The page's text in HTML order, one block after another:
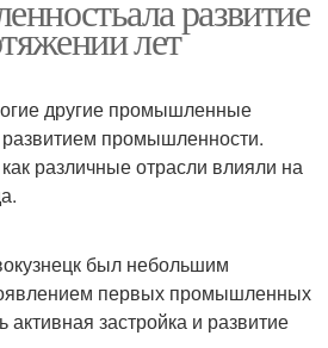
развитие
лет
другие промышленные
промышленности.
различные отрасли влияли на
был небольшим
первых промышленных
активная застройка и развитие